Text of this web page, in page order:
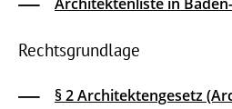
Rechtsgrundlage
§ 2 Architektengesetz